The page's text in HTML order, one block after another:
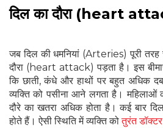
दिल का दौरा (heart
जब दिल की धमनियां (Arteries) पूरी तरह
दौरा (heart attack) पड़ता है। इस
कि छाती, कंधे और हाथों पर बहुत अधिक
व्यक्ति को पसीना आने लगता है।
दौरे का खतरा अधिक होता है। कई बार
होते हैं। ऐसी स्थिति में व्यक्ति कोतुरंत